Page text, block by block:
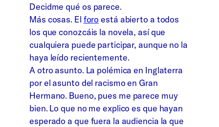
Decidme qué os parece.
Más cosas. El foro está abierto a todos
los que conozcáis la novela, así que
cualquiera puede participar, aunque no la
haya leído recientemente.
A otro asunto. La polémica en Inglaterra
por el asunto del racismo en Gran
Hermano. Bueno, pues me parece muy
bien. Lo que no me explico es que hayan
esperado a que fuera la audiencia la que